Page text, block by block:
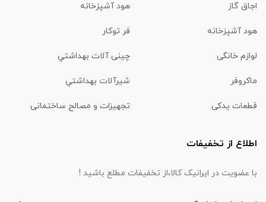
اجاق گاز هود آشپزخانه
هود آشپزخانه فر توکار
لوازم خانگی چینی آلات بهداشتي
ماكروفر شیرآلات بهداشتي
قطعات یدکی تجهیزات و مصالح ساختمانی
اطلاع از تخفیفات
با عضویت در ایرانیک کالا،از تخفیفات مطلع باشید !